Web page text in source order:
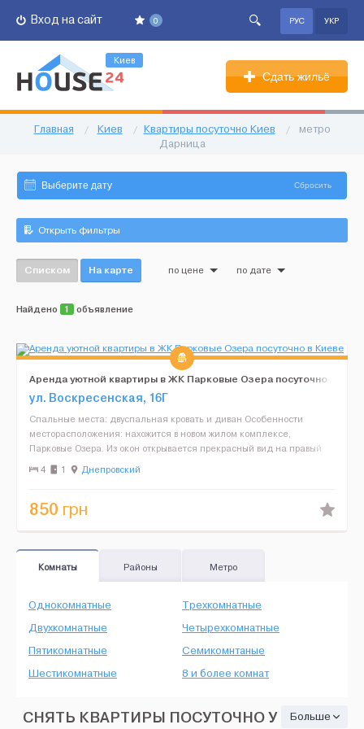
0
Вход на сайт РУС УКР
Киев
Сдать жильё
Главная / Киев / Квартиры посуточно Киев /
метро
Дарница
Сбросить
Открыть фильтры
Списком На карте по цене по дате
Найдено 1 объявление
Аренда уютной квартиры в ЖК Парковые Озера посуточно
в Киеве
ул. Воскресенская, 16Г
Спальные места: двуспальная кровать и диван Особенности
месторасположения: нахожится в новом жилом комплексе,
Парковые Озера. Из окон открывается прекрасный вид на правый
берег Киева. Планировка: комната, кухня, санузел Бытовая...
4 1 Днепровский
850 грн
Комнаты Районы Метро
Однокомнатные
Двухкомнатные
Трехкомнатные
Четырехкомнатные
Пятикомнатные
Шестикомнатные
Семикомнтаные
8 и более комнат
СНЯТЬ КВАРТИРЫ ПОСУТОЧНО У
Больше